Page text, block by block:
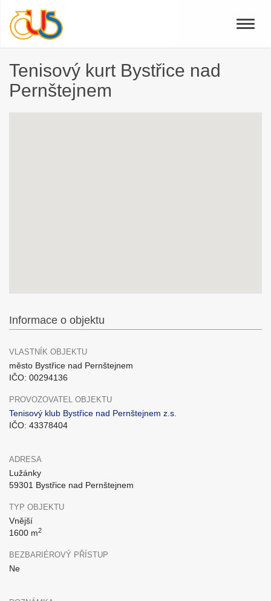
Toggle
Tenisový kurt Bystřice nad
Pernštejnem
Informace o objektu
VLASTNÍK OBJEKTU
město Bystřice nad Pernštejnem
IČO: 00294136
PROVOZOVATEL OBJEKTU
Tenisový klub Bystřice nad Pernštejnem z.s.
IČO: 43378404
ADRESA
Lužánky
59301 Bystřice nad Pernštejnem
TYP OBJEKTU
Vnější
1600 m2
BEZBARIÉROVÝ PŘÍSTUP
Ne